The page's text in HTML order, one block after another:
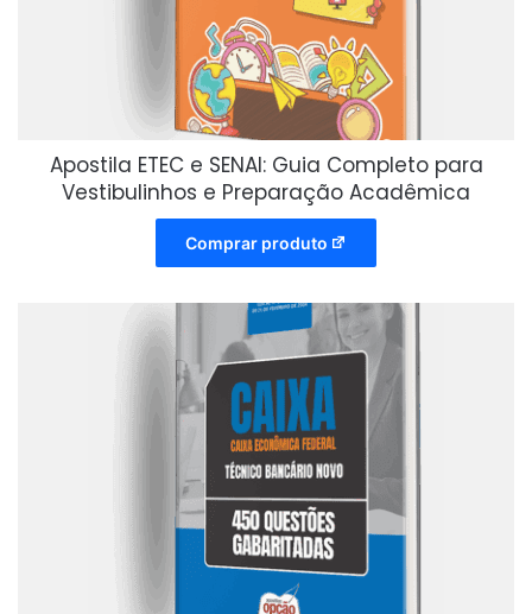
Apostila ETEC e SENAI: Guia Completo para
Vestibulinhos e Preparação Acadêmica
Comprar produto